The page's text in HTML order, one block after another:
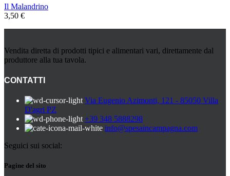
Il Malandrino
3,50 €
Vendita diretta di prodotti tipici e alimentari vari, direttamente dal
produttore alla tua tavola.
CONTATTI
Via Eugenio Azimonti, 121 - 85050 Villa
D'agri PZ
+39 348 5888298
info@spesaincampagna.com
Seguici sui social:
Pagine del sito